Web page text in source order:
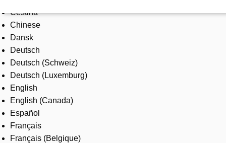
Products & Solutions
Industries
Services
About us
Where to buy
Contact us
Careers
Čeština
Chinese
Dansk
Deutsch
Deutsch (Schweiz)
Deutsch (Luxemburg)
English
English (Canada)
Español
Français
Français (Belgique)